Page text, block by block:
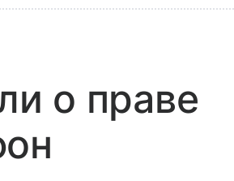
о праве